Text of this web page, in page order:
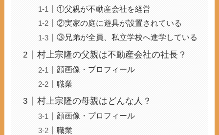
①父親が不動産会社を経営
②実家の庭に遊具が設置されている
③兄弟が全員、私立学校へ進学している
村上宗隆の父親は不動産会社の社長？
顔画像・プロフィール
職業
村上宗隆の母親はどんな人？
顔画像・プロフィール
職業